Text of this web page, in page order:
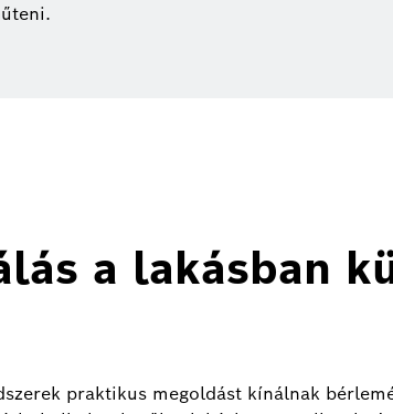
a lakásban
praktikus megoldást kínálnak